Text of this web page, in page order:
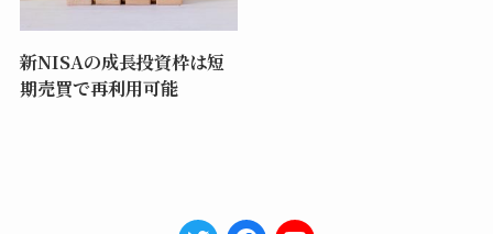
新NISAの成長投資枠は短
期売買で再利用可能